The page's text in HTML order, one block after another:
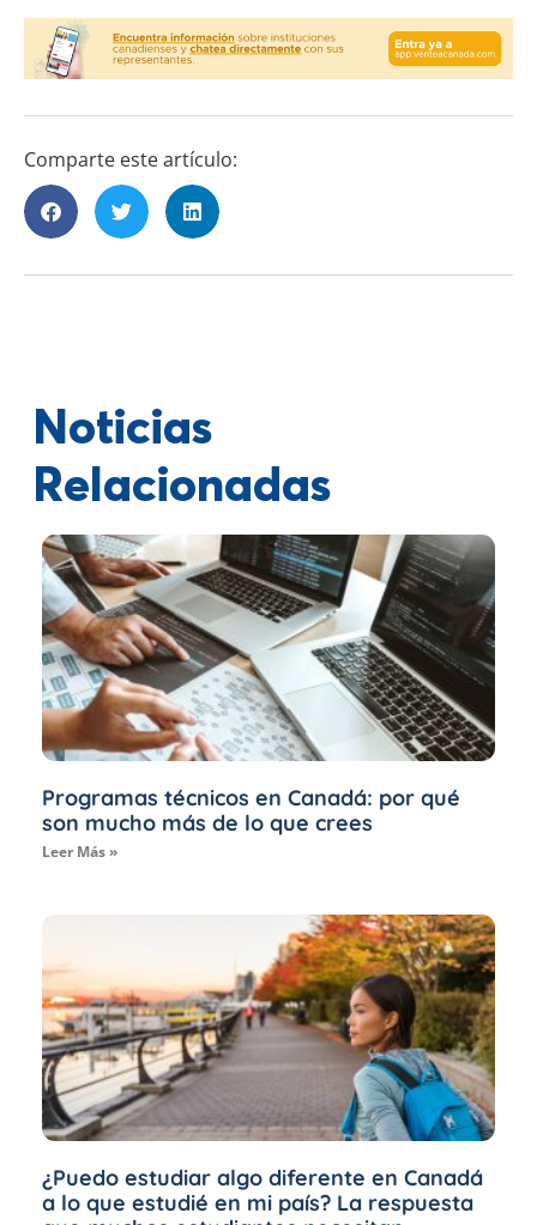
Comparte este artículo:
Noticias
Relacionadas
Programas técnicos en Canadá: por qué
son mucho más de lo que crees
Leer Más »
¿Puedo estudiar algo diferente en Canadá
a lo que estudié en mi país? La respuesta